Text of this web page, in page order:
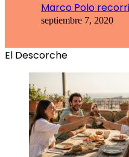
Marco Polo
septiembre 7, 2020
El Descorche